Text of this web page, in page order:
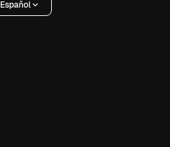
Español